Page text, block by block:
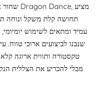
תחושה קלת משקל ונוחה
עמיד ומתאים לשימוש
שנבנו לביצועים ארוכי טווח.
טקסטורה ותווית ארוגה
מבלי להכריע את הצללית